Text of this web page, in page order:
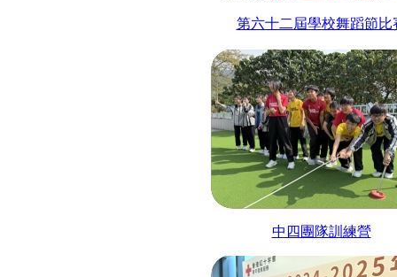
第六十二屆學校舞蹈節比
中四團隊訓練營